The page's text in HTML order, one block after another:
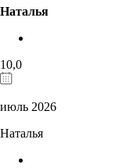
Наталья
10,0
июль 2026
Наталья